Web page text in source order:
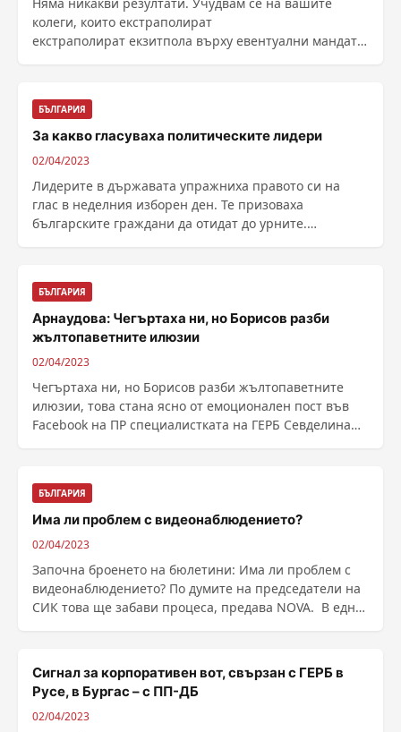
колеги, които екстраполират
екстраполират екзитпола върху евентуални мандати.
БЪЛГАРИЯ
За какво гласуваха политическите лидери
02/04/2023
Лидерите в държавата упражниха правото си на
глас в неделния изборен ден. Те призоваха
българските граждани да отидат до урните.
БЪЛГАРИЯ
Арнаудова: Чегъртаха ни, но Борисов разби
жълтопаветните илюзии
02/04/2023
Чегъртаха ни, но Борисов разби жълтопаветните
илюзии, това стана ясно от емоционален пост във
Facebook на ПР специалистката на ГЕРБ Севделина
БЪЛГАРИЯ
Има ли проблем с видеонаблюдението?
02/04/2023
Започна броенето на бюлетини: Има ли проблем с
видеонаблюдението? По думите на председатели на
СИК това ще забави процеса, предава NOVA. В една
Сигнал за корпоративен вот, свързан с ГЕРБ в
Русе, в Бургас – с ПП-ДБ
02/04/2023